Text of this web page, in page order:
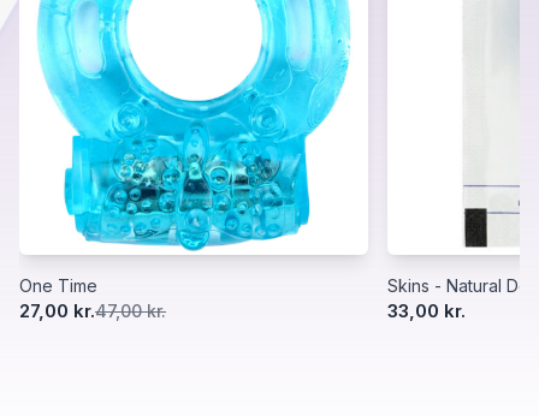
One Time
27,00 kr.47,00 kr.
Skins - Natural
33,00 kr.